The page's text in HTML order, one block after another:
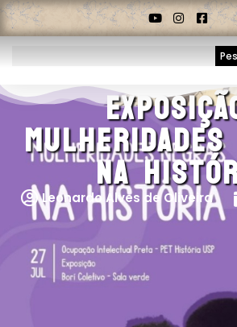
Mulheridades
Na
Leonardo Alves de Oliveira